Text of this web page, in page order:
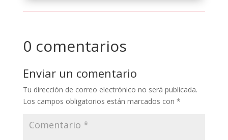
0 comentarios
Enviar un comentario
Tu dirección de correo electrónico no será publicada.
Los campos obligatorios están marcados con *